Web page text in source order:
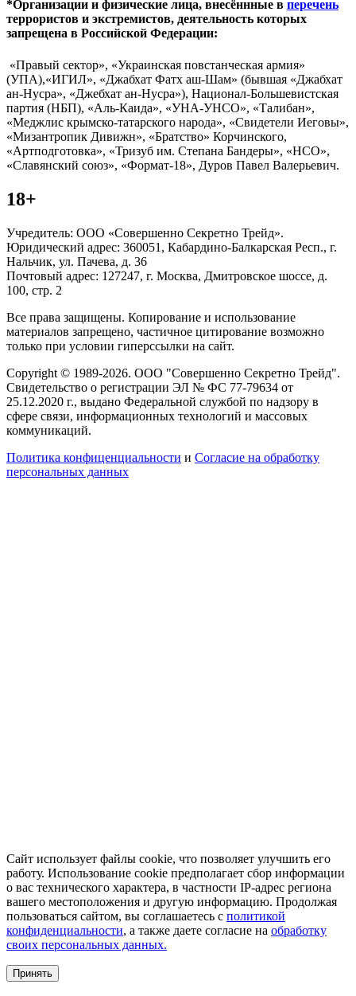
*Организации и физические лица, внесённные в перечень
террористов и экстремистов, деятельность которых
запрещена в Российской Федерации:
«Правый сектор», «Украинская повстанческая армия»
(УПА),«ИГИЛ», «Джабхат Фатх аш-Шам» (бывшая «Джабхат
ан-Нусра», «Джебхат ан-Нусра»), Национал-Большевистская
партия (НБП), «Аль-Каида», «УНА-УНСО», «Талибан»,
«Меджлис крымско-татарского народа», «Свидетели Иеговы»,
«Мизантропик Дивижн», «Братство» Корчинского,
«Артподготовка», «Тризуб им. Степана Бандеры», «НСО»,
«Славянский союз», «Формат-18», Дуров Павел Валерьевич.
18+
Учредитель: ООО «Совершенно Секретно Трейд».
Юридический адрес: 360051, Кабардино-Балкарская Респ., г.
Нальчик, ул. Пачева, д. 36
Почтовый адрес: 127247, г. Москва, Дмитровское шоссе, д.
100, стр. 2
Все права защищены. Копирование и использование
материалов запрещено, частичное цитирование возможно
только при условии гиперссылки на сайт.
Copyright © 1989-2026. ООО "Совершенно Секретно Трейд".
Свидетельство о регистрации ЭЛ № ФС 77-79634 от
25.12.2020 г., выдано Федеральной службой по надзору в
сфере связи, информационных технологий и массовых
коммуникаций.
Политика конфиценциальности и Согласие на обработку
персональных данных
Сайт использует файлы cookie, что позволяет улучшить его
работу. Использование cookie предполагает сбор информации
о вас технического характера, в частности IP-адрес региона
вашего местоположения и другую информацию. Продолжая
пользоваться сайтом, вы соглашаетесь с политикой
конфиденциальности, а также даете согласие на обработку
своих персональных данных.
Принять